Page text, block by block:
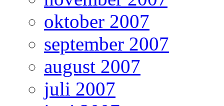
oktober 2007
september 2007
august 2007
juli 2007